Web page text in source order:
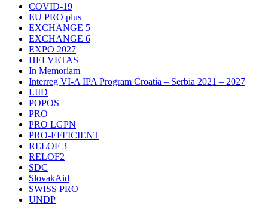
COVID-19
EU PRO plus
EXCHANGE 5
EXCHANGE 6
EXPO 2027
HELVETAS
In Memoriam
Interreg VI-A IPA Program Croatia – Serbia 2021 – 2027
LIID
POPOS
PRO
PRO LGPN
PRO-EFFICIENT
RELOF 3
RELOF2
SDC
SlovakAid
SWISS PRO
UNDP